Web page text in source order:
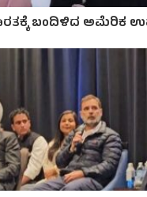
ಬಂದಿಳಿದ ಅಮೆರಿಕ